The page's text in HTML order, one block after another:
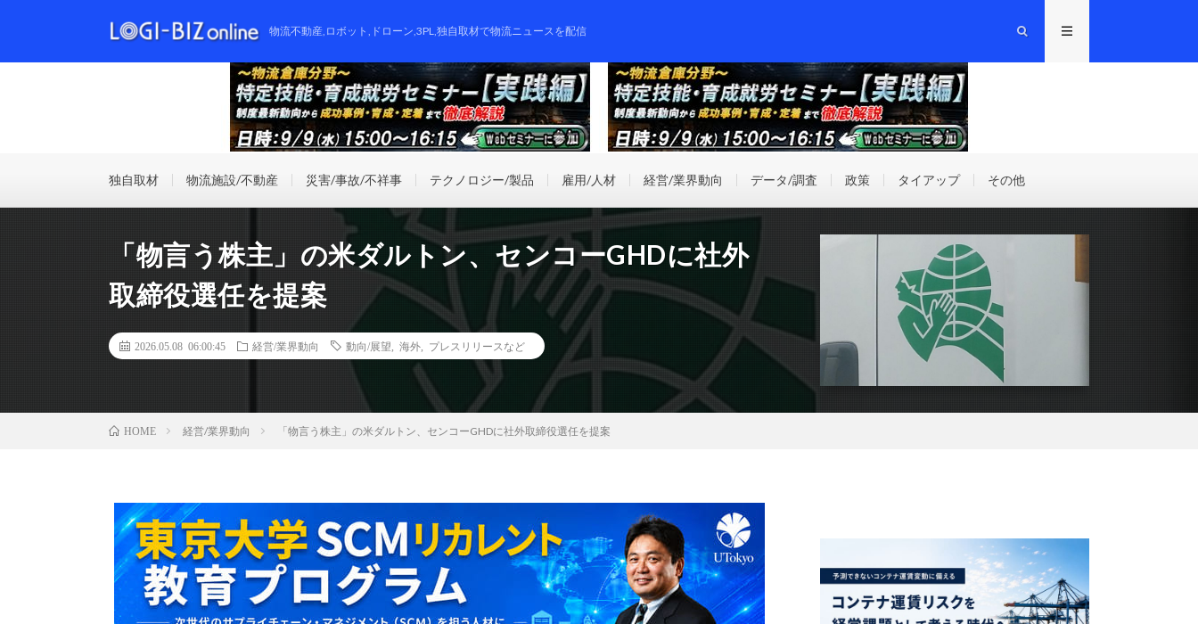
物流不動産,ロボット,ドローン,3PL,独自取材で物流ニュースを配信
独自取材 物流施設/不動産 災害/事故/不祥事 テクノロジー/製品 雇用/人材 経営/業界動向 データ/調査 政策 タイアップ その他
「物言う株主」の米ダルトン、センコーGHDに社外
取締役選任を提案
2026.05.08 06:00:45 経営/業界動向 動向/展望 海外 プレスリリースなど
HOME 経営/業界動向 「物言う株主」の米ダルトン、センコーGHDに社外取締役選任を提案